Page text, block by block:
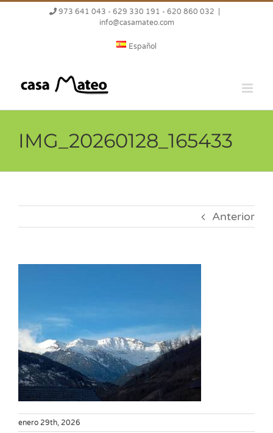
973 641 043 - 629 330 191 - 620 860 032
info@casamateo.com
Español
IMG_20260128_165433
Anterior
enero 29th, 2026